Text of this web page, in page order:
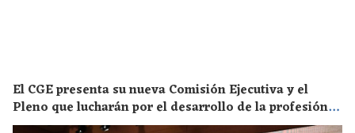
El CGE presenta su nueva Comisión Ejecutiva y el
Pleno que lucharán por el desarrollo de la profesión
en los próximos años